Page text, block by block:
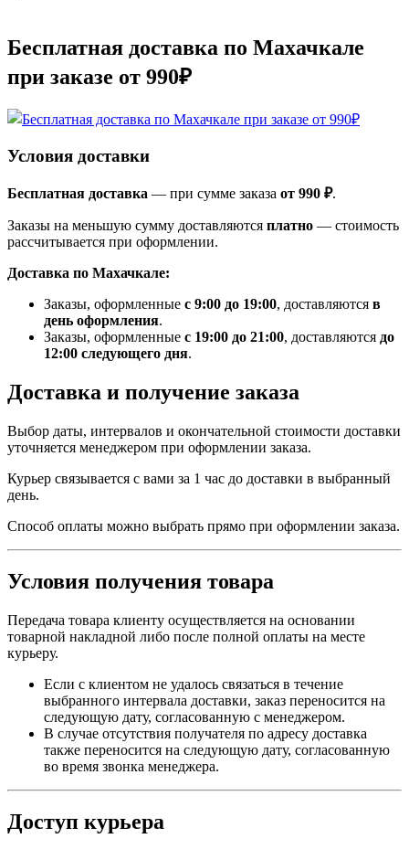
Бесплатная доставка по Махачкале
при заказе от 990₽
Условия доставки
Бесплатная доставка — при сумме заказа от 990 ₽.
Заказы на меньшую сумму доставляются платно — стоимость
рассчитывается при оформлении.
Доставка по Махачкале:
Заказы, оформленные с 9:00 до 19:00, доставляются в
день оформления.
Заказы, оформленные с 19:00 до 21:00, доставляются до
12:00 следующего дня.
Доставка и получение заказа
Выбор даты, интервалов и окончательной стоимости доставки
уточняется менеджером при оформлении заказа.
Курьер связывается с вами за 1 час до доставки в выбранный
день.
Способ оплаты можно выбрать прямо при оформлении заказа.
Условия получения товара
Передача товара клиенту осуществляется на основании
товарной накладной либо после полной оплаты на месте
курьеру.
Если с клиентом не удалось связаться в течение
выбранного интервала доставки, заказ переносится на
следующую дату, согласованную с менеджером.
В случае отсутствия получателя по адресу доставка
также переносится на следующую дату, согласованную
во время звонка менеджера.
Доступ курьера